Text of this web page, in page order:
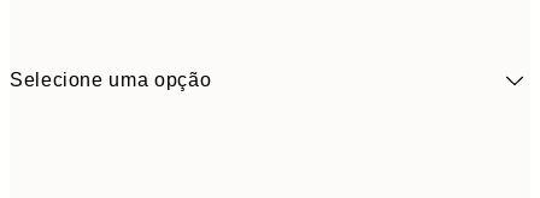
Selecione uma opção